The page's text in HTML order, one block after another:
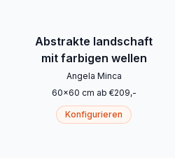
Abstrakte landschaft
mit farbigen wellen
Angela Minca
60x60 cm ab €209,-
Konfigurieren